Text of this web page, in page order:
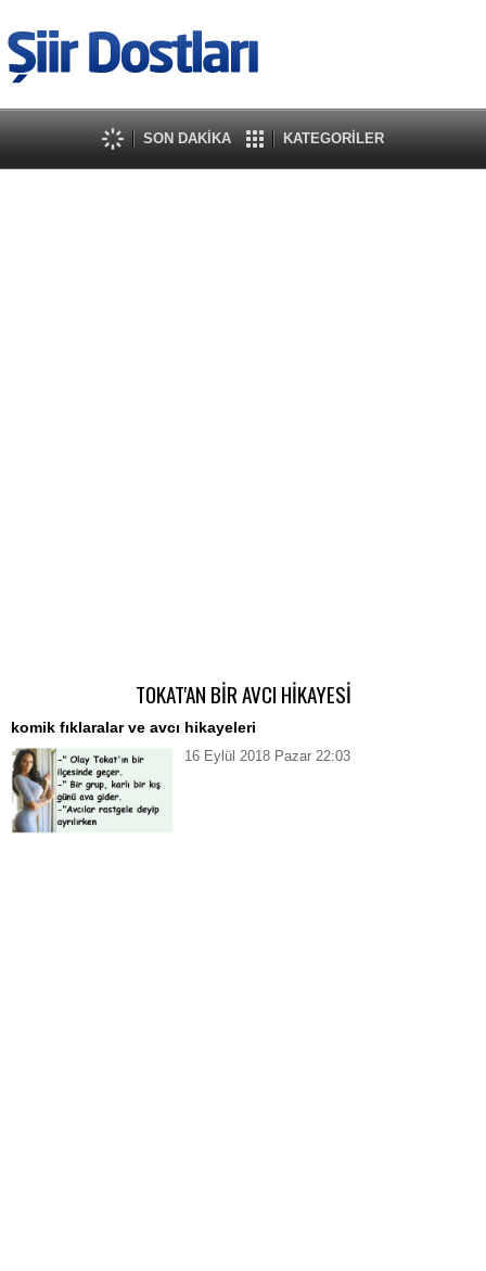
SON DAKİKA KATEGORİLER
TOKAT'AN BİR AVCI HİKAYESİ
komik fıklaralar ve avcı hikayeleri
16 Eylül 2018 Pazar 22:03